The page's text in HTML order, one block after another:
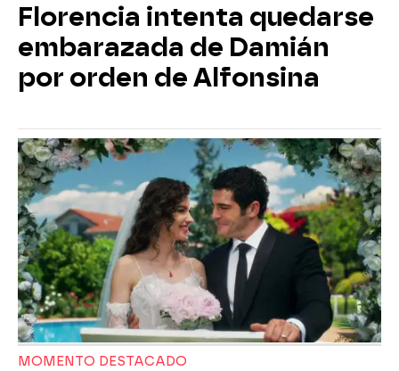
Florencia intenta quedarse
embarazada de Damián
por orden de Alfonsina
MOMENTO DESTACADO